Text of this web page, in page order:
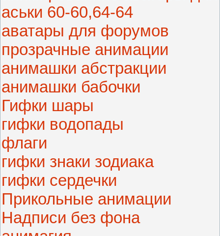
аськи 60-60,64-64
аватары для форумов
прозрачные анимации
анимашки абстракции
анимашки бабочки
Гифки шары
гифки водопады
флаги
гифки знаки зодиака
гифки сердечки
Прикольные анимации
Надписи без фона